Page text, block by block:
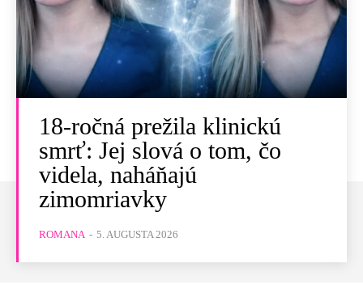
18-ročná prežila klinickú
smrť: Jej slová o tom, čo
videla, naháňajú
zimomriavky
ROMANA - 5. AUGUSTA 2026